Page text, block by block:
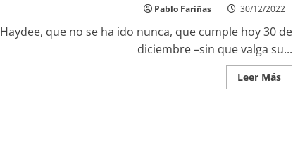
Pablo Fariñas 30/12/2022
Haydee, que no se ha ido nunca, que cumple hoy 30 de
diciembre –sin que valga su...
Leer Más